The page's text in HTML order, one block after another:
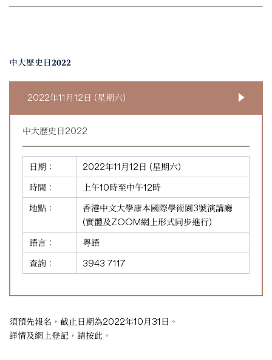
中大歷史日2022
2022年11月12日 (星期六)
中大歷史日2022
日期：
2022年11月12日 (星期六)
時間：
上午10時至中午12時
地點：
香港中文大學康本國際學術園3號演講廳
(實體及ZOOM網上形式同步進行)
語言：
粵語
查詢：
3943 7117
須預先報名，截止日期為2022年10月31日。
詳情及網上登記，請按此 。